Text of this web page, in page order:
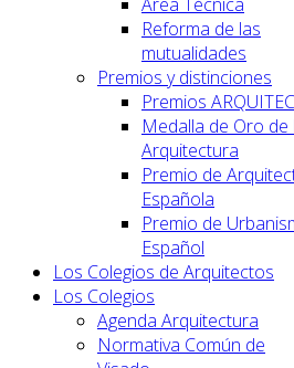
Reforma de las
mutualidades
Premios y distinciones
Premios
Medalla de Oro de
Arquitectura
Premio de
Española
Premio de
Español
Los Colegios de Arquitectos
Los Colegios
Agenda Arquitectura
Normativa Común de